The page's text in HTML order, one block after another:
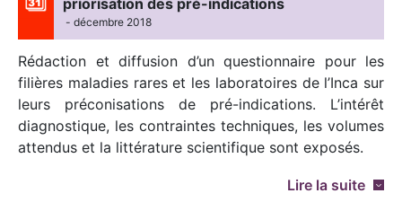
- décembre 2018
Rédaction et diffusion d’un questionnaire pour les
filières maladies rares et les laboratoires de l’Inca sur
leurs préconisations de pré-indications. L’intérêt
diagnostique, les contraintes techniques, les volumes
attendus et la littérature scientifique sont exposés.
Lire la suite